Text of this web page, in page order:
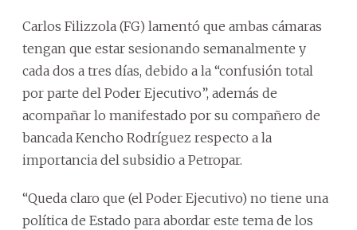
Carlos Filizzola (FG) lamentó que ambas cámaras
tengan que estar sesionando semanalmente y
cada dos a tres días, debido a la “confusión total
por parte del Poder Ejecutivo”, además de
acompañar lo manifestado por su compañero de
bancada Kencho Rodríguez respecto a la
importancia del subsidio a Petropar.
“Queda claro que (el Poder Ejecutivo) no tiene una
política de Estado para abordar este tema de los